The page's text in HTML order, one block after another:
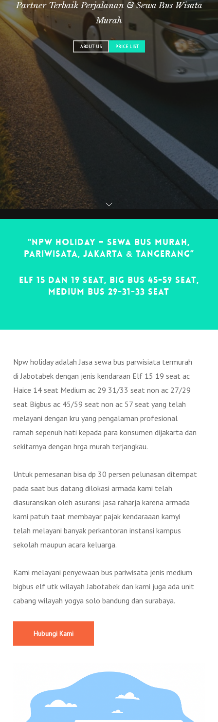
Partner Terbaik Perjalanan & Sewa Bus Wisata
Murah
ABOUT US PRICE LIST
“NPW Holiday – Sewa Bus Murah,
Pariwisata, Jakarta & Tangerang”
ELF 15 dan 19 Seat, Big Bus 45-59 Seat,
Medium Bus 29-31-33 Seat
Npw holiday adalah Jasa sewa bus parwisiata termurah
di Jabotabek dengan jenis kendaraan Elf 15 19 seat ac
Haice 14 seat Medium ac 29 31/33 seat non ac 27/29
seat Bigbus ac 45/59 seat non ac 57 seat yang telah
melayani dengan kru yang pengalaman profesional
ramah sepenuh hati kepada para konsumen dijakarta dan
sekitarnya dengan hrga murah terjangkau.
Untuk pemesanan bisa dp 30 persen pelunasan ditempat
pada saat bus datang dilokasi armada kami telah
diasuransikan oleh asuransi jasa raharja karena armada
kami patuh taat membayar pajak kendaraaan kamyi
telah melayani banyak perkantoran instansi kampus
sekolah maupun acara keluarga.
Kami melayani penyewaan bus pariwisata jenis medium
bigbus elf utk wilayah Jabotabek dan kami juga ada unit
cabang wilayah yogya solo bandung dan surabaya.
Hubungi Kami